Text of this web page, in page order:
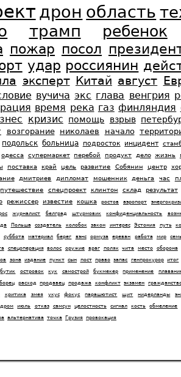
дрон область
трамп ребенок
пожар посол
удар россиянин
эксперт Китай август
вучича экс глава венгрия
время река газ финляндия
кризис помощь взрыв
возгорание николаев начало
подольск больница подросток инцидент
одесса супермаркет перебой продукт дело жизнь
поставка край цель развитие Собянин центр
дмитриев дипломат мошенник деньга час
путешествие спецпроект клинтон склад результат
режиссер известие кошка ростов аэропорт
журналист белград штурмовик конфиденциальность
Польша создатель колобок закон интерес Эстония путь
суббота материал берег вэнс ормуза ереван работа мир
спецоперация волос оружие враг поляк чита место оборона
зона издание пункт сын пост право запас генпрокурор итог
бутик островок кук самострой букмекер применение
расход продавец продажа конфликт экзамен
критика змея укус фокус парашютист щит нидерланды
июль отказ самсун целостность сигнал кость обмеление
альтернатива точка Грузия провокация